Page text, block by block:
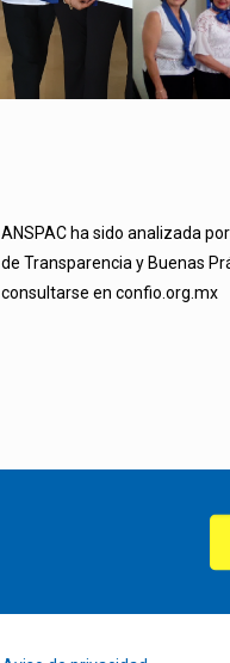
ANSPAC ha sido analizada
de Transparencia y Buenas
consultarse en confio.org.mx